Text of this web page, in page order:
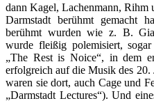
dann Kagel, Lachenmann, Rihm
Darmstadt berühmt gemacht
berühmt wurden wie z. B.
wurde fleißig polemisiert,
„The Rest is Noice“, in dem
erfolgreich auf die Musik des 20.
waren sie dort, auch Cage und
„Darmstadt Lectures“). Und